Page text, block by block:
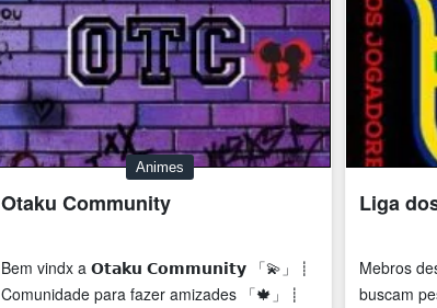
Animes
Otaku Community
Bem vindx a 𝗢𝘁𝗮𝗸𝘂 𝗖𝗼𝗺𝗺𝘂𝗻𝗶𝘁𝘆 「💫」┋
Comunidade para fazer amizades 「🍁」┋
Liga
Mebros
buscam